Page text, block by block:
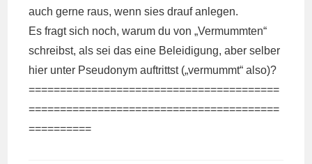
auch gerne raus, wenn sies drauf anlegen.
Es fragt sich noch, warum du von „Vermummten“
schreibst, als sei das eine Beleidigung, aber selber
hier unter Pseudonym auftrittst („vermummt“ also)?
========================================
========================================
==========